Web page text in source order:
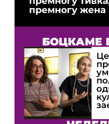
премногу жена
БОЦКАМЕ